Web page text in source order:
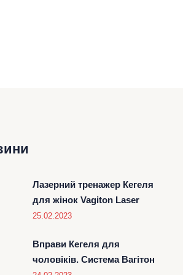
Лазерний тренажер Кегеля
для жінок Vagiton Laser
25.02.2023
Вправи Кегеля для
чоловіків. Система Вагітон